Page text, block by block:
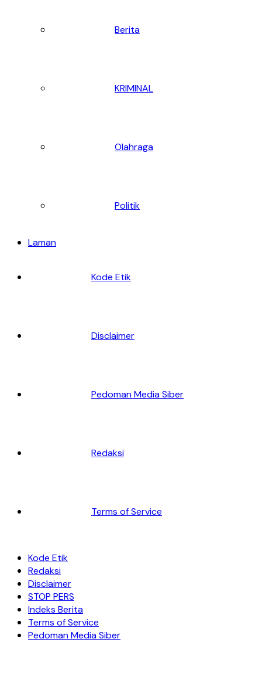
Berita
KRIMINAL
Olahraga
Politik
Laman
Kode Etik
Disclaimer
Pedoman Media Siber
Redaksi
Terms of Service
Kode Etik
Redaksi
Disclaimer
STOP PERS
Indeks Berita
Terms of Service
Pedoman Media Siber